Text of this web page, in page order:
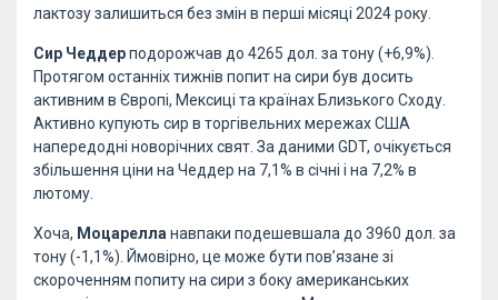
лактозу залишиться без змін в перші місяці 2024 року.
Сир Чеддерподорожчав до 4265 дол. за тону (+6,9%).
Протягом останніх тижнів попит на сири був досить
активним в Європі, Мексиці та країнах Близького Сходу.
Активно купують сир в торгівельних мережах США
напередодні новорічних свят. За даними GDT, очікується
збільшення ціни на Чеддер на 7,1% в січні і на 7,2% в
лютому.
Хоча, Моцарелла навпаки подешевшала до 3960 дол. за
тону (-1,1%). Ймовірно, це може бути пов’язане зі
скороченням попиту на сири з боку американських